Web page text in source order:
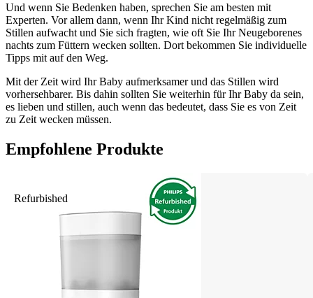
Und wenn Sie Bedenken haben, sprechen Sie am besten mit
Experten. Vor allem dann, wenn Ihr Kind nicht regelmäßig zum
Stillen aufwacht und Sie sich fragten, wie oft Sie Ihr Neugeborenes
nachts zum Füttern wecken sollten. Dort bekommen Sie individuelle
Tipps mit auf den Weg.
Mit der Zeit wird Ihr Baby aufmerksamer und das Stillen wird
vorhersehbarer. Bis dahin sollten Sie weiterhin für Ihr Baby da sein,
es lieben und stillen, auch wenn das bedeutet, dass Sie es von Zeit
zu Zeit wecken müssen.
Empfohlene Produkte
Refurbished